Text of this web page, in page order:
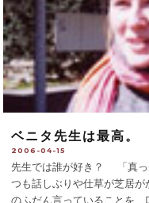
ベニタ先生は最高。
2006-04-15
先生では誰が好き？ 「真っ
つも話しぶりや仕草が芝居